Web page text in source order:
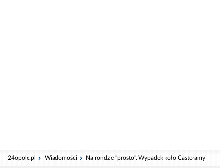
24opole.pl Wiadomości Na rondzie "prosto". Wypadek koło Castoramy